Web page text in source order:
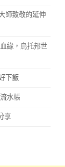
師致敬的延伸
緣，烏托邦世
下飯
水帳
享